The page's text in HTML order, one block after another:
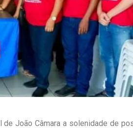
de João Câmara a solenidade de